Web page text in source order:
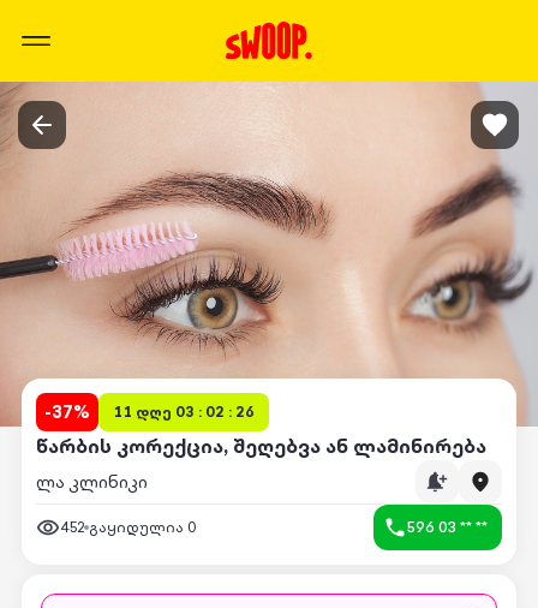
-37% 11 დღე 03 : 02 : 26
წარბის კორექცია, შეღებვა ან ლამინირება
ლა კლინიკი
452 გაყიდულია 0 596 03 ** **